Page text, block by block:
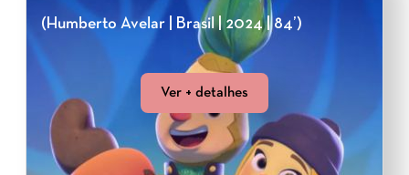
(Humberto Avelar | Brasil | 2024 | 84’)
Ver + detalhes